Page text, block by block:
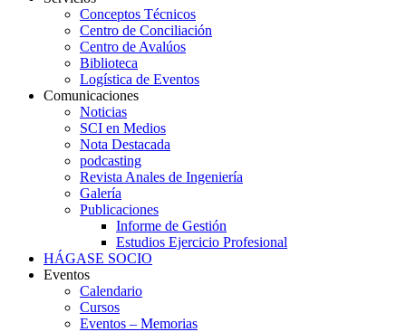
Conceptos Técnicos
Centro de Conciliación
Centro de Avalúos
Biblioteca
Logística de Eventos
Comunicaciones
Noticias
SCI en Medios
Nota Destacada
podcasting
Revista Anales de Ingeniería
Galería
Publicaciones
Informe de Gestión
Estudios Ejercicio Profesional
HÁGASE SOCIO
Eventos
Calendario
Cursos
Eventos – Memorias